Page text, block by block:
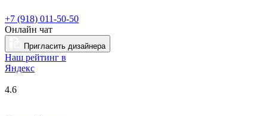
+7 (918) 011-50-50
Онлайн чат
Пригласить дизайнера
Наш рейтинг в
Яндекс
4.6